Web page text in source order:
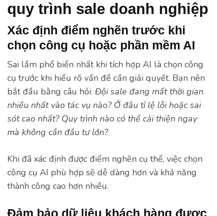
quy trình sale doanh nghiệp
Xác định điểm nghẽn trước khi
chọn công cụ hoặc phần mềm AI
Sai lầm phổ biến nhất khi tích hợp AI là chọn công
cụ trước khi hiểu rõ vấn đề cần giải quyết. Bạn nên
bắt đầu bằng câu hỏi: Đội sale đang mất thời gian
nhiều nhất vào tác vụ nào? Ở đâu tỉ lệ lỗi hoặc sai
sót cao nhất? Quy trình nào có thể cải thiện ngay
mà không cần đầu tư lớn?
Khi đã xác định được điểm nghẽn cụ thể, việc chọn
công cụ AI phù hợp sẽ dễ dàng hơn và khả năng
thành công cao hơn nhiều.
Đảm bảo dữ liệu khách hàng được